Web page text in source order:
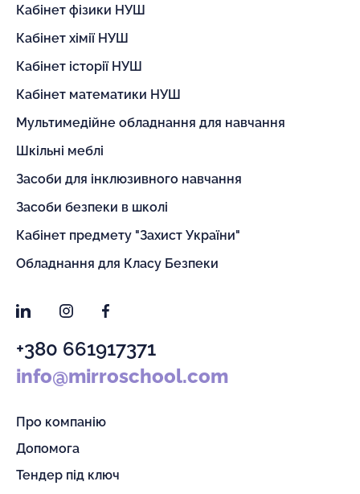
Кабінет фізики НУШ
Кабінет хімії НУШ
Кабінет історії НУШ
Кабінет математики НУШ
Мультимедійне обладнання для навчання
Шкільні меблі
Засоби для інклюзивного навчання
Засоби безпеки в школі
Кабінет предмету "Захист України"
Обладнання для Класу Безпеки
LinkedInInstagramFacebook
+380 661917371
info@mirroschool.com
Про компанію
Допомога
Тендер під ключ